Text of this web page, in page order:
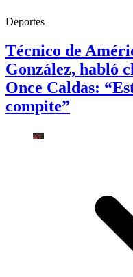
Deportes
Técnico de
González, habló
Once Caldas:
compite”